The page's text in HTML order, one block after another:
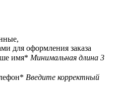
для оформления заказа
имя* Минимальная длина 3
Введите корректный